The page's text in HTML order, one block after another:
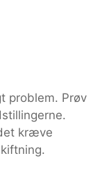
problem. Prøv
kræve